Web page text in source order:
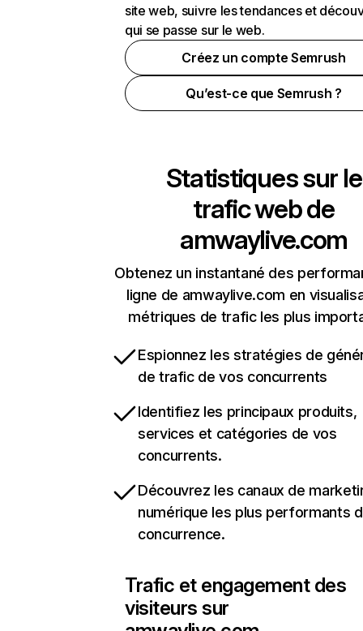
site web, suivre les tendances et
qui se passe sur le web.
Créez un compte Semrush
Qu’est-ce que Semrush ?
Statistiques sur le
trafic web de
amwaylive.com
Obtenez un instantané des
ligne de amwaylive.com en
métriques de trafic les plus
Espionnez les stratégies de
de trafic de vos concurrents
Identifiez les principaux produits,
services et catégories de vos
concurrents.
Découvrez les canaux de
numérique les plus performants
concurrence.
Trafic et engagement des
visiteurs sur